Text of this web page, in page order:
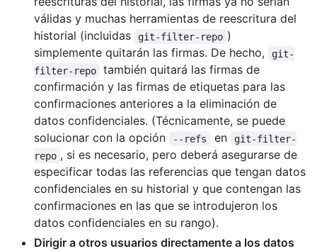
válidas y muchas herramientas de reescritura del
historial (incluidas
git-filter-repo )
simplemente quitarán las firmas. De hecho,
git-
filter-repo
también quitará las firmas de
confirmación y las firmas de etiquetas para las
confirmaciones anteriores a la eliminación de
datos confidenciales. (Técnicamente, se puede
solucionar con la opción
--refs en
git-filter-
repo , si es necesario, pero deberá asegurarse de
especificar todas las referencias que tengan datos
confidenciales en su historial y que contengan las
confirmaciones en las que se introdujeron los
datos confidenciales en su rango).
Dirigir a otros usuarios directamente a los datos